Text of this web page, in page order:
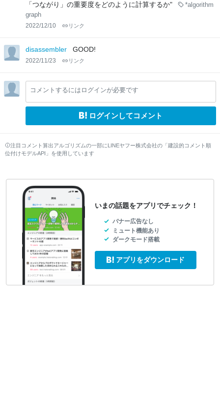
「つながり」の重要度をどのように計算するか"
*algorithm
graph
2022/12/10 リンク
disassembler GOOD!
2022/11/23 リンク
コメントするにはログインが必要です
ログインしてコメント
注目コメント算出アルゴリズムの一部にLINEヤフー株式会社の「建設的コメント順
位付けモデルAPI」を使用しています
いまの話題をアプリでチェック！
バナー広告なし
ミュート機能あり
ダークモード搭載
アプリをダウンロード